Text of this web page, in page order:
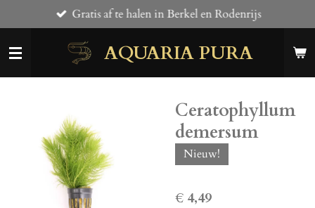
direct
naar
AQUARIA PURA
Gratis af te halen in Berkel en Rodenrijs
Ceratophyllum
demersum
Nieuw!
€ 4,49